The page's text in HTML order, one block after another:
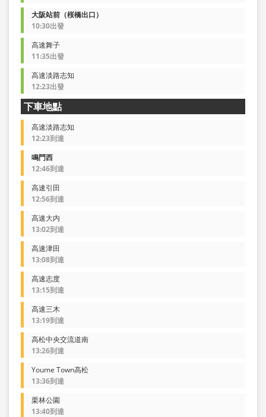
大阪站前（桜橋出口）
10:30出發
高速舞子
11:35出發
高速淡路志知
12:23出發
下車地點
高速淡路志知
12:23到達
鳴門西
12:46到達
高速引田
12:56到達
高速大内
13:02到達
高速津田
13:08到達
高速志度
13:15到達
高速三木
13:19到達
高松中央交流道南
13:26到達
Youme Town高松
13:36到達
栗林公園
13:40到達